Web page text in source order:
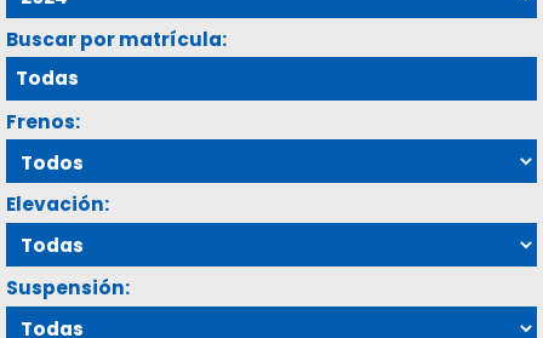
Buscar por matrícula:
Frenos:
Elevación:
Suspensión: